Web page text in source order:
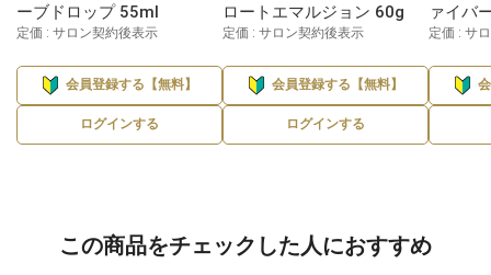
ーブドロップ 55ml
定価 : サロン契約後表示
会員登録する【無料】
ログインする
ロートエマルジョン 60g
定価 : サロン契約後表示
会員登録する【無料】
ログインする
ァイバ
定価 : サ
この商品をチェックした人におすすめ